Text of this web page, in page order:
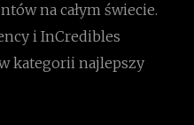
na całym świecie.
i InCredibles
kategorii najlepszy